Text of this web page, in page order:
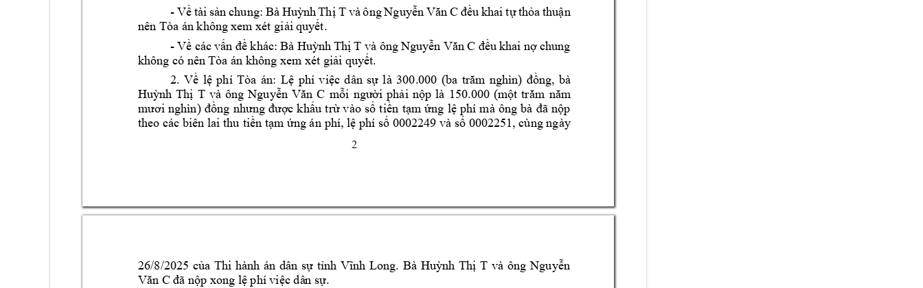
2
- Về tài sản chung: Bà Huỳnh Thị T và ông Nguyễn Văn C đều khai tự thỏa thuận
nên Tòa án không xem xt giải quyết.
- Về các vấn đề khác: Bà Huỳnh Thị T và ông Nguyễn Văn C đều khai nợ chung
không có nên Tòa án không xem xt giải quyết.
2. Về lệ phí Tòa án: Lệ phí việc dân sự là 300.000 (ba trăm nghìn) đồng, bà
Huỳnh Thị T và ông Nguyễn Văn C mỗi người phải nộp là 150.000 (một trăm năm
mươi nghìn) đồng nhưng được khấu trừ vào số tiền tạm ứng lệ phí mà ông bà đã nộp
theo các biên lai thu tiền tạm ứng án phí, lệ phí số 0002249 và số 0002251, cùng ngày
26/8/2025 của Thi hành án dân sự tỉnh Vĩnh Long. Bà Huỳnh Thị T và ông Nguyễn
Văn C đã nộp xong lệ phí việc dân sự.